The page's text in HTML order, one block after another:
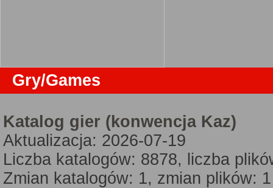
Gry/Games
Katalog gier (konwencja Kaz)
Aktualizacja: 2026-07-19
Liczba katalogów: 8878, liczba
Zmian katalogów: 1, zmian plików: 1